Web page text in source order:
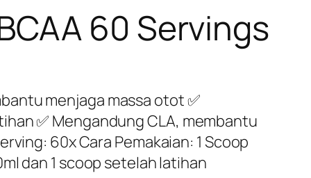
60 Servings
menjaga massa otot ✅
✅ Mengandung CLA, membantu
60x Cara Pemakaian: 1 Scoop
dan 1 scoop setelah latihan